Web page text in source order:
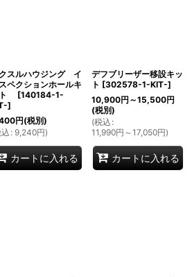
スルハウジング イ
ペクションホールキ
[140184-1-
]
円(税別)
: 9,240円)
カートに入れる
デフブリーザー移設キッ
ト [302578-1-KIT-]
10,900円 ～15,500円
(税別)
(税込 :
11,990円 ～17,050円)
カートに入れる